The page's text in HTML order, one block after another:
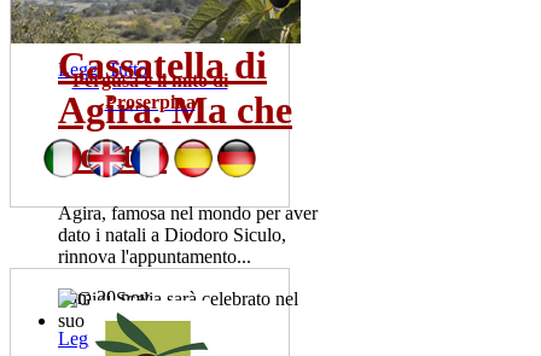
mer 22 lug
Leggi Tutto
Cassatella di
Agira. Ma che
bontà!
Agira, famosa nel mondo per aver
dato i natali a Diodoro Siculo,
rinnova l'appuntamento...
dom 20 nov
Leggi Tutto
Pergusa e il mito di
Proserpina